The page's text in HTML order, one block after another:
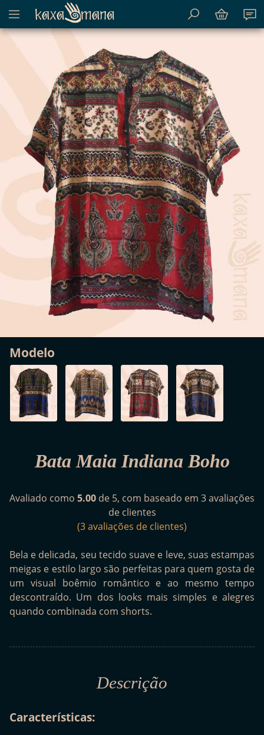
Mostrar menu de conteúdo do site
Modelo
Bata Maia Indiana Boho
Avaliado como 5.00 de 5, com baseado em 3avaliações
de clientes
(3avaliações de clientes)
Bela e delicada, seu tecido suave e leve, suas estampas
meigas e estilo largo são perfeitas para quem gosta de
um visual boêmio romântico e ao mesmo tempo
descontraído. Um dos looks mais simples e alegres
quando combinada com shorts.
Descrição
Características: